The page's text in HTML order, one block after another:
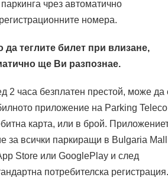
чрез автоматично
номера.
да теглите билет при влизане,
ще Ви разпознае.
2 часа безплатен престой, може да
приложение на Parking
карта, или в брой.
за всички паркиращи в Bulgaria
Store или GooglePlay и след
потребителска регистрация.